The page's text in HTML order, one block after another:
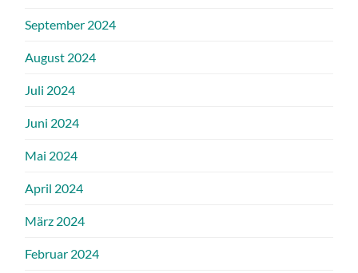
September 2024
August 2024
Juli 2024
Juni 2024
Mai 2024
April 2024
März 2024
Februar 2024